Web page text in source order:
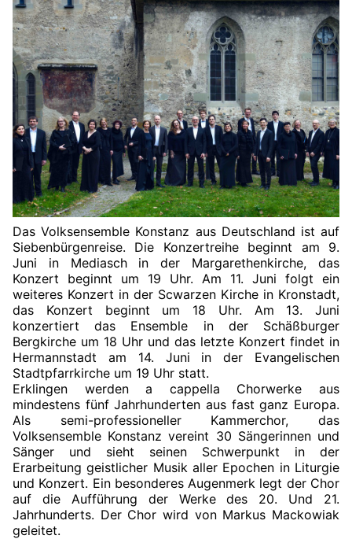
Das Volksensemble Konstanz aus Deutschland ist auf
Siebenbürgenreise. Die Konzertreihe beginnt am 9.
Juni in Mediasch in der Margarethenkirche, das
Konzert beginnt um 19 Uhr. Am 11. Juni folgt ein
weiteres Konzert in der Scwarzen Kirche in Kronstadt,
das Konzert beginnt um 18 Uhr. Am 13. Juni
konzertiert das Ensemble in der Schäßburger
Bergkirche um 18 Uhr und das letzte Konzert findet in
Hermannstadt am 14. Juni in der Evangelischen
Stadtpfarrkirche um 19 Uhr statt.
Erklingen werden a cappella Chorwerke aus
mindestens fünf Jahrhunderten aus fast ganz Europa.
Als semi-professioneller Kammerchor, das
Volksensemble Konstanz vereint 30 Sängerinnen und
Sänger und sieht seinen Schwerpunkt in der
Erarbeitung geistlicher Musik aller Epochen in Liturgie
und Konzert. Ein besonderes Augenmerk legt der Chor
auf die Aufführung der Werke des 20. Und 21.
Jahrhunderts. Der Chor wird von Markus Mackowiak
geleitet.